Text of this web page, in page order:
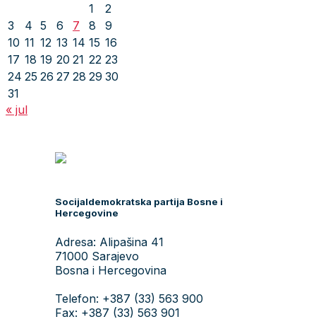
1
2
3
4 5 6 7 8
9
10 11 12 13 14 15 16
17 18 19 20 21 22 23
24 25 26 27 28 29 30
31
« jul
Socijaldemokratska partija Bosne i
Hercegovine
Adresa: Alipašina 41
71000 Sarajevo
Bosna i Hercegovina
Telefon: +387 (33) 563 900
Fax: +387 (33) 563 901